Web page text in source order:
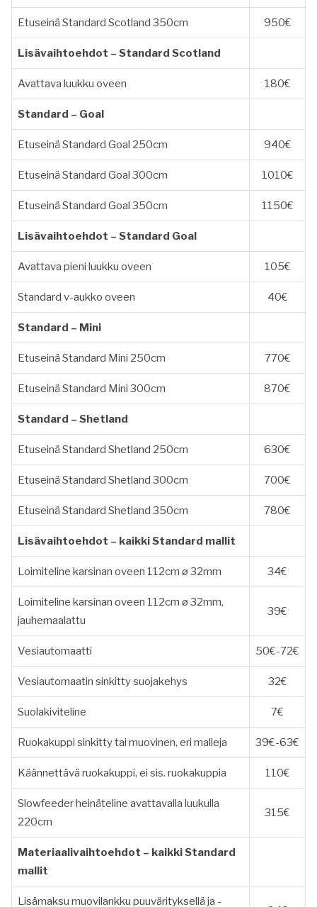
Etuseinä Standard Scotland 350cm 950€
Lisävaihtoehdot – Standard Scotland
Avattava luukku oveen 180€
Standard – Goal
Etuseinä Standard Goal 250cm 940€
Etuseinä Standard Goal 300cm 1010€
Etuseinä Standard Goal 350cm 1150€
Lisävaihtoehdot – Standard Goal
Avattava pieni luukku oveen 105€
Standard v-aukko oveen 40€
Standard – Mini
Etuseinä Standard Mini 250cm 770€
Etuseinä Standard Mini 300cm 870€
Standard – Shetland
Etuseinä Standard Shetland 250cm 630€
Etuseinä Standard Shetland 300cm 700€
Etuseinä Standard Shetland 350cm 780€
Lisävaihtoehdot – kaikki Standard mallit
Loimiteline karsinan oveen 112cm ø 32mm 34€
Loimiteline karsinan oveen 112cm ø 32mm,
jauhemaalattu
39€
Vesiautomaatti 50€-72€
Vesiautomaatin sinkitty suojakehys 32€
Suolakiviteline 7€
Ruokakuppi sinkitty tai muovinen, eri malleja 39€-63€
Käännettävä ruokakuppi, ei sis. ruokakuppia 110€
Slowfeeder heinäteline avattavalla luukulla
220cm
315€
Materiaalivaihtoehdot – kaikki Standard
mallit
Lisämaksu muovilankku puuvärityksellä ja -